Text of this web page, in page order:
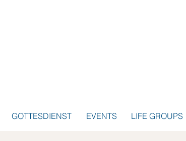
GOTTESDIENST EVENTS LIFE GROUPS